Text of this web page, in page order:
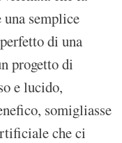
semplice
di una
progetto di
e lucido,
somigliasse
che ci